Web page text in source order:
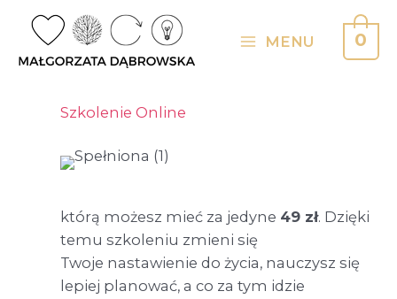
content
MENU 0
Szkolenie Online
którą możesz mieć za jedyne 49 zł. Dzięki
temu szkoleniu zmieni się
Twoje nastawienie do życia, nauczysz się
lepiej planować, a co za tym idzie